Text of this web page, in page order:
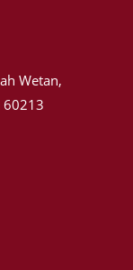
Wetan,
60213